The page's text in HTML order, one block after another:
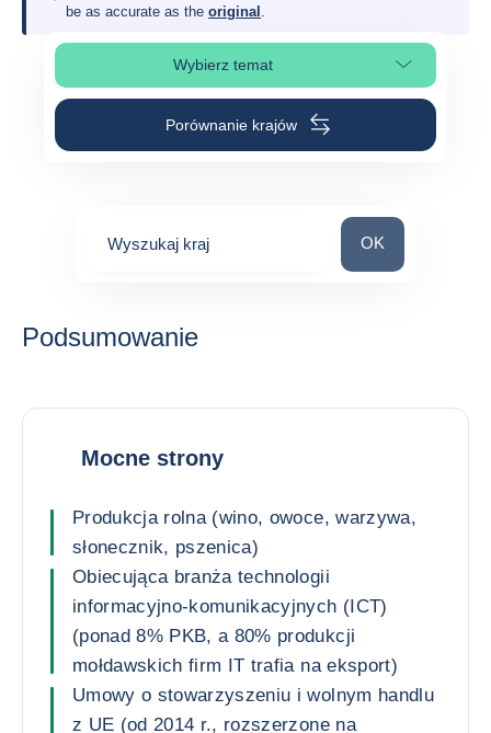
be as accurate as the original .
Wybierz tematWybierz sekcję strony
Porównanie krajów
Wyszukaj kraj Wyszukaj kraj
OK
Podsumowanie
Mocne strony
Produkcja rolna (wino, owoce, warzywa,
słonecznik, pszenica)
Obiecująca branża technologii
informacyjno-komunikacyjnych (ICT)
(ponad 8% PKB, a 80% produkcji
mołdawskich firm IT trafia na eksport)
Umowy o stowarzyszeniu i wolnym handlu
z UE (od 2014 r., rozszerzone na